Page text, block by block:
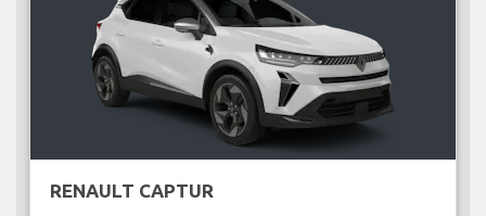
RENAULT CAPTUR